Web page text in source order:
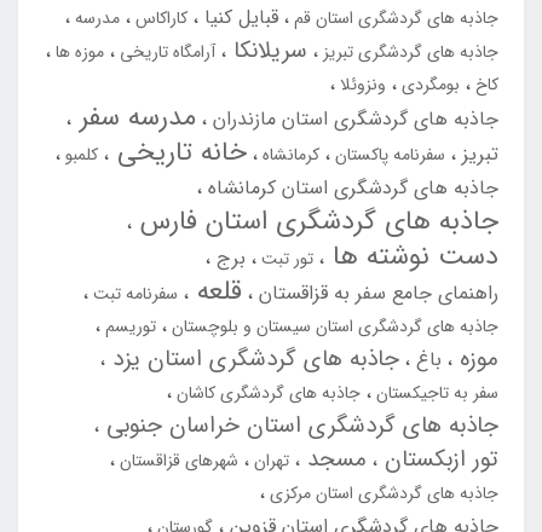
جاذبه های گردشگری استان قم قبایل کنیا کاراکاس مدرسه
جاذبه های گردشگری تبریز
سریلانکا آرامگاه تاریخی
موزه ها
کاخ
بومگردی ونزوئلا
جاذبه های گردشگری استان مازندران مدرسه سفر
تبریز سفرنامه پاکستان کرمانشاه خانه تاریخی کلمبو
جاذبه های گردشگری استان کرمانشاه
جاذبه های گردشگری استان فارس
دست نوشته ها
تور تبت
برج
راهنمای جامع سفر به قزاقستان قلعه
سفرنامه تبت
جاذبه های گردشگری استان سیستان و بلوچستان توریسم
موزه باغ جاذبه های گردشگری استان یزد
سفر به تاجیکستان جاذبه های گردشگری کاشان
جاذبه های گردشگری استان خراسان جنوبی
تور ازبکستان مسجد تهران
شهرهای قزاقستان
جاذبه های گردشگری استان مرکزی